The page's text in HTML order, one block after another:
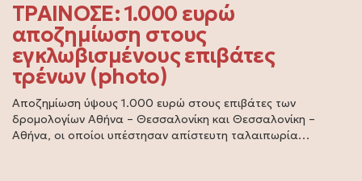
ΤΡΑΙΝΟΣΕ: 1.000 ευρώ
αποζημίωση στους
εγκλωβισμένους επιβάτες
τρένων (photo)
Αποζημίωση ύψους 1.000 ευρώ στους επιβάτες των
δρομολογίων Αθήνα – Θεσσαλονίκη και Θεσσαλονίκη –
Αθήνα, οι οποίοι υπέστησαν απίστευτη ταλαιπωρία…